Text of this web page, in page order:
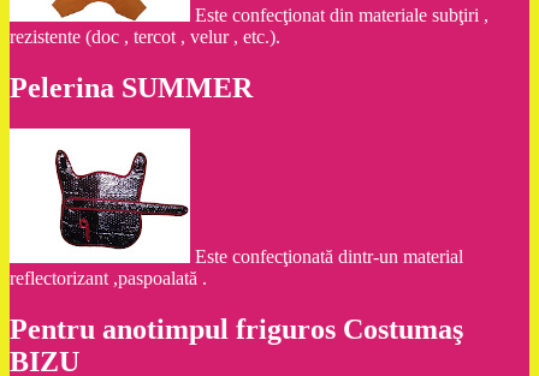
Este confecţionat din materiale subţiri ,
rezistente (doc , tercot , velur , etc.).
Pelerina SUMMER
Este confecţionată dintr-un material
reflectorizant ,paspoalată .
Pentru anotimpul friguros Costumaş
BIZU